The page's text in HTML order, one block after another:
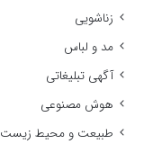
زناشویی
مد و لباس
آگهی تبلیغاتی
هوش مصنوعی
طبیعت و محیط زیست